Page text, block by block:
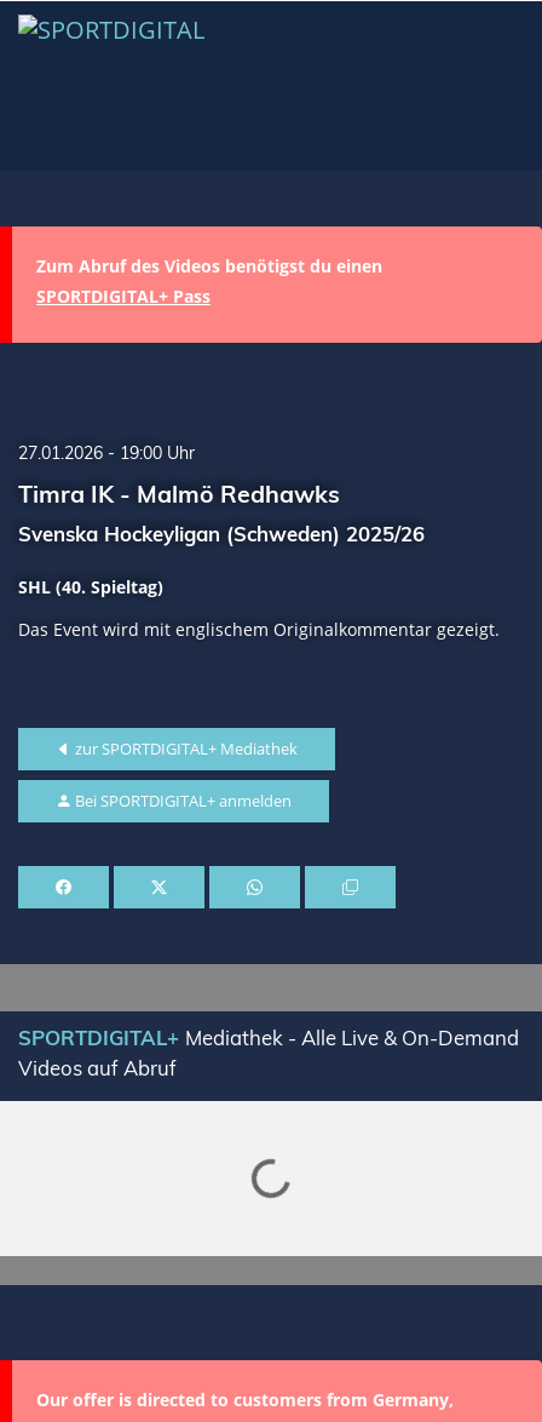
Zum Abruf des Videos benötigst du einen
SPORTDIGITAL+ Pass
27.01.2026 - 19:00 Uhr
Timra IK - Malmö Redhawks
Svenska Hockeyligan (Schweden) 2025/26
SHL (40. Spieltag)
Das Event wird mit englischem Originalkommentar gezeigt.
zur SPORTDIGITAL+ Mediathek
Bei SPORTDIGITAL+ anmelden
SPORTDIGITAL+ Mediathek - Alle Live & On-Demand
Videos auf Abruf
Lade SPORTDIGITAL+ Mediathek
Our offer is directed to customers from Germany,